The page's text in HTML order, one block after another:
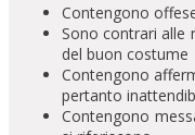
Contengono
Sono contrari alle
del buon costume
Contengono
pertanto
Contengono